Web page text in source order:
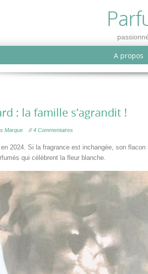
A propos
: la famille s’agrandit !
Marque //4 Commentaires
2024. Si la fragrance est inchangée, son
qui célèbrent la fleur blanche.